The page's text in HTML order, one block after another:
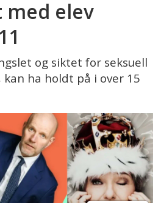
med elev
og siktet for seksuell
ha holdt på i over 15